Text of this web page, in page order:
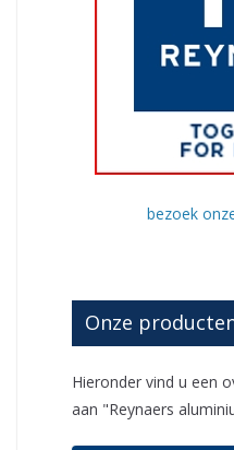
bezoek
Onze
Hieronder vind u een
aan "Reynaers